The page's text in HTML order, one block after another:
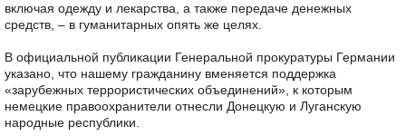
включая одежду и лекарства, а также передаче денежных
средств, – в гуманитарных опять же целях.
В официальной публикации Генеральной прокуратуры Германии
указано, что нашему гражданину вменяется поддержка
«зарубежных террористических объединений», к которым
немецкие правоохранители отнесли Донецкую и Луганскую
народные республики.